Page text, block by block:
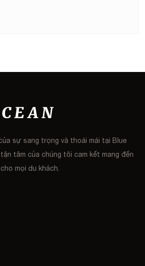
sự sang trọng và thoải mái tại Blue
tâm của chúng tôi cam kết mang đến
mọi du khách.